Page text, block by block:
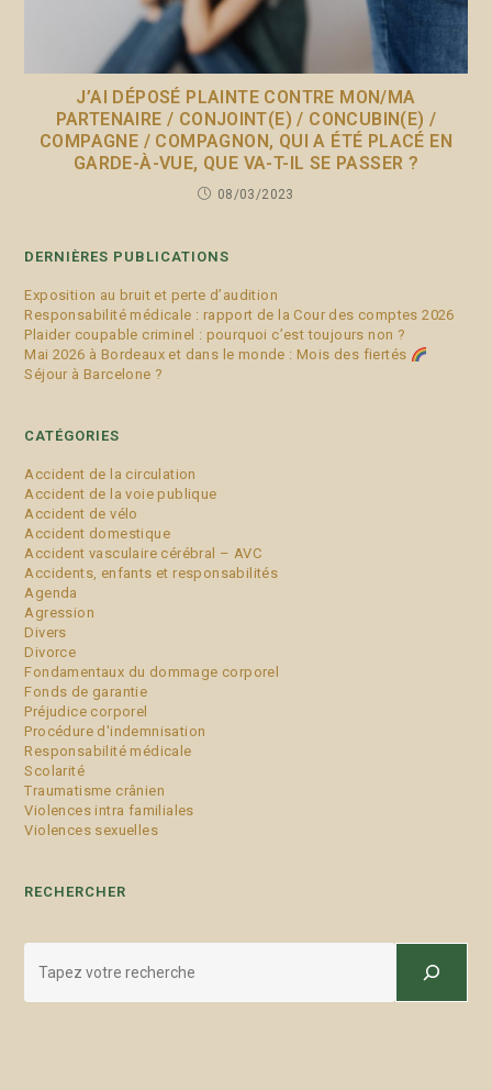
J’AI DÉPOSÉ PLAINTE CONTRE MON/MA
PARTENAIRE / CONJOINT(E) / CONCUBIN(E) /
COMPAGNE / COMPAGNON, QUI A ÉTÉ PLACÉ EN
GARDE-À-VUE, QUE VA-T-IL SE PASSER ?
08/03/2023
DERNIÈRES PUBLICATIONS
Exposition au bruit et perte d’audition
Responsabilité médicale : rapport de la Cour des comptes 2026
Plaider coupable criminel : pourquoi c’est toujours non ?
Mai 2026 à Bordeaux et dans le monde : Mois des fiertés
Séjour à Barcelone ?
CATÉGORIES
Accident de la circulation
Accident de la voie publique
Accident de vélo
Accident domestique
Accident vasculaire cérébral – AVC
Accidents, enfants et responsabilités
Agenda
Agression
Divers
Divorce
Fondamentaux du dommage corporel
Fonds de garantie
Préjudice corporel
Procédure d'indemnisation
Responsabilité médicale
Scolarité
Traumatisme crânien
Violences intra familiales
Violences sexuelles
RECHERCHER